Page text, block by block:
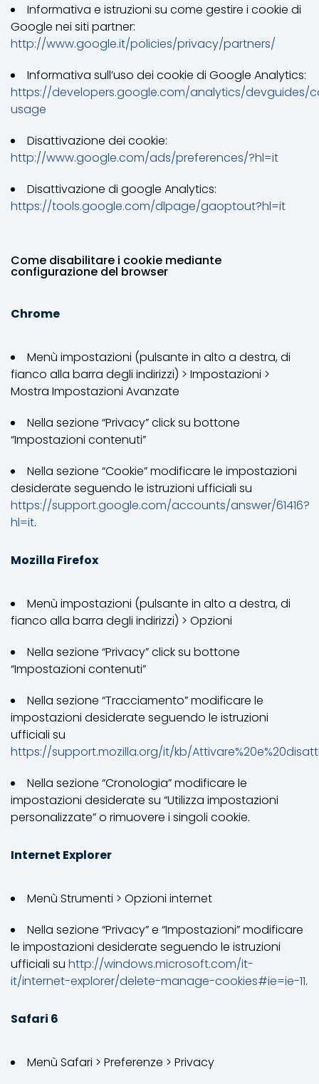
Informativa e istruzioni su come gestire i cookie di
Google nei siti partner:
http://www.google.it/policies/privacy/partners/
Informativa sull’uso dei cookie di Google Analytics:
https://developers.google.com/analytics/devguides/
usage
Disattivazione dei cookie:
http://www.google.com/ads/preferences/?hl=it
Disattivazione di google Analytics:
https://tools.google.com/dlpage/gaoptout?hl=it
Come disabilitare i cookie mediante
configurazione del browser
Chrome
Menù impostazioni (pulsante in alto a destra, di
fianco alla barra degli indirizzi) > Impostazioni >
Mostra Impostazioni Avanzate
Nella sezione “Privacy” click su bottone
“Impostazioni contenuti”
Nella sezione “Cookie” modificare le impostazioni
desiderate seguendo le istruzioni ufficiali su
https://support.google.com/accounts/answer/61416?
hl=it.
Mozilla Firefox
Menù impostazioni (pulsante in alto a destra, di
fianco alla barra degli indirizzi) > Opzioni
Nella sezione “Privacy” click su bottone
“Impostazioni contenuti”
Nella sezione “Tracciamento” modificare le
impostazioni desiderate seguendo le istruzioni
ufficiali su
https://support.mozilla.org/it/kb/
Nella sezione “Cronologia” modificare le
impostazioni desiderate su “Utilizza impostazioni
personalizzate” o rimuovere i singoli cookie.
Internet Explorer
Menù Strumenti > Opzioni internet
Nella sezione “Privacy” e “Impostazioni” modificare
le impostazioni desiderate seguendo le istruzioni
ufficiali su http://windows.microsoft.com/it-
it/internet-explorer/delete-manage-cookies#ie=ie-11.
Safari 6
Menù Safari > Preferenze > Privacy